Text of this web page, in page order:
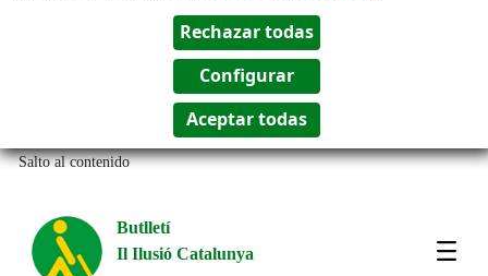
Salto al contenido
Butlletí
Il Ilusió Catalunya